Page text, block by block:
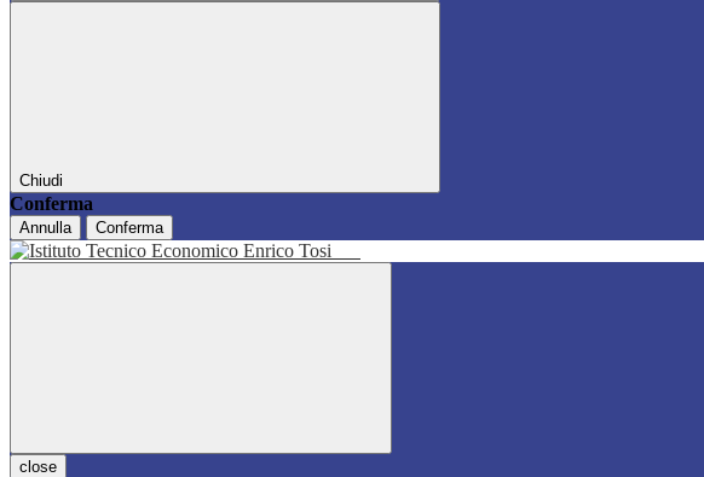
Chiudi
Conferma
Annulla Conferma
close